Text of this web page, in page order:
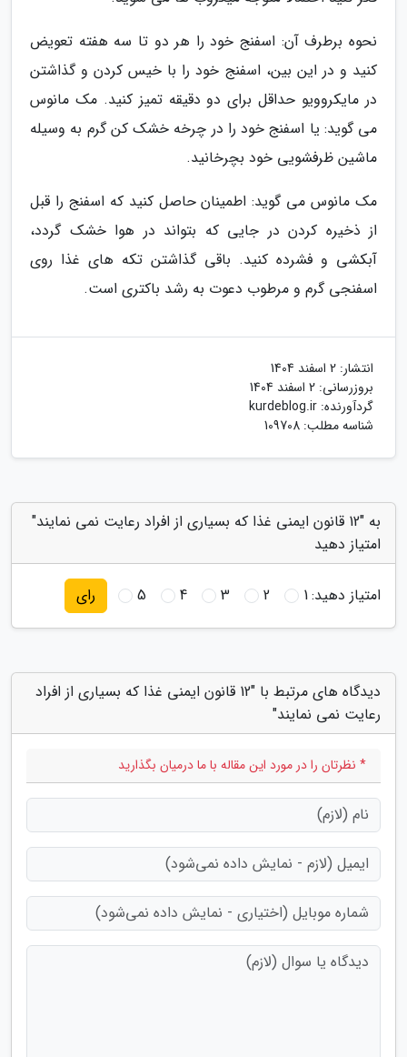
نحوه برطرف آن: اسفنج خود را هر دو تا سه هفته تعویض
کنید و در این بین، اسفنج خود را با خیس کردن و گذاشتن
در مایکروویو حداقل برای دو دقیقه تمیز کنید. مک مانوس
می گوید: یا اسفنج خود را در چرخه خشک کن گرم به وسیله
ماشین ظرفشویی خود بچرخانید.
مک مانوس می گوید: اطمینان حاصل کنید که اسفنج را قبل
از ذخیره کردن در جایی که بتواند در هوا خشک گردد،
آبکشی و فشرده کنید. باقی گذاشتن تکه های غذا روی
اسفنجی گرم و مرطوب دعوت به رشد باکتری است.
انتشار: 2 اسفند 1404
بروزرسانی: 2 اسفند 1404
گردآورنده: kurdeblog.ir
شناسه مطلب: 109708
به "12 قانون ایمنی غذا که بسیاری از افراد رعایت نمی نمایند"
امتیاز دهید
امتیاز دهید:1
2
3
4
5 رای
دیدگاه های مرتبط با "12 قانون ایمنی غذا که بسیاری از افراد
رعایت نمی نمایند"
* نظرتان را در مورد این مقاله با ما درمیان بگذارید